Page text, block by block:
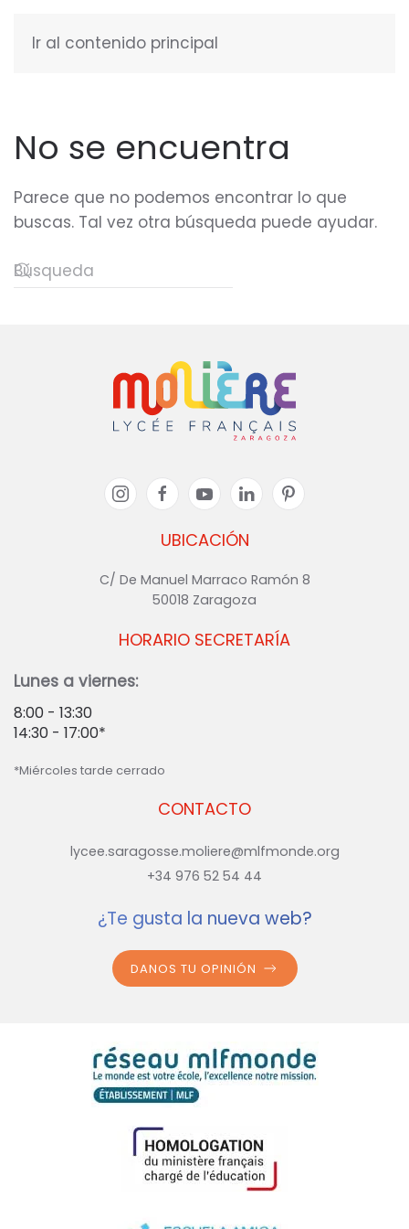
Ir al contenido principal
No se encuentra
Parece que no podemos encontrar lo que
buscas. Tal vez otra búsqueda puede ayudar.
UBICACIÓN
C/ De Manuel Marraco Ramón 8
50018 Zaragoza
CONTACTO
lycee.saragosse.moliere@mlfmonde.org
+34 976 52 54 44
HORARIO SECRETARÍA
Lunes a viernes:
8:00 - 13:30
14:30 - 17:00*
*Miércoles tarde cerrado
¿Te gusta la nueva web?
DANOS TU OPINIÓN